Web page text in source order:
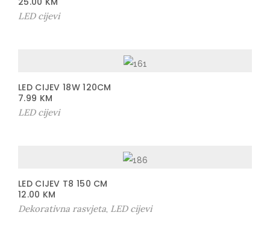
LED cijevi
LED CIJEV 18W 120CM
7.99 KM
LED cijevi
LED CIJEV T8 150 CM
12.00 KM
Dekorativna rasvjeta LED cijevi